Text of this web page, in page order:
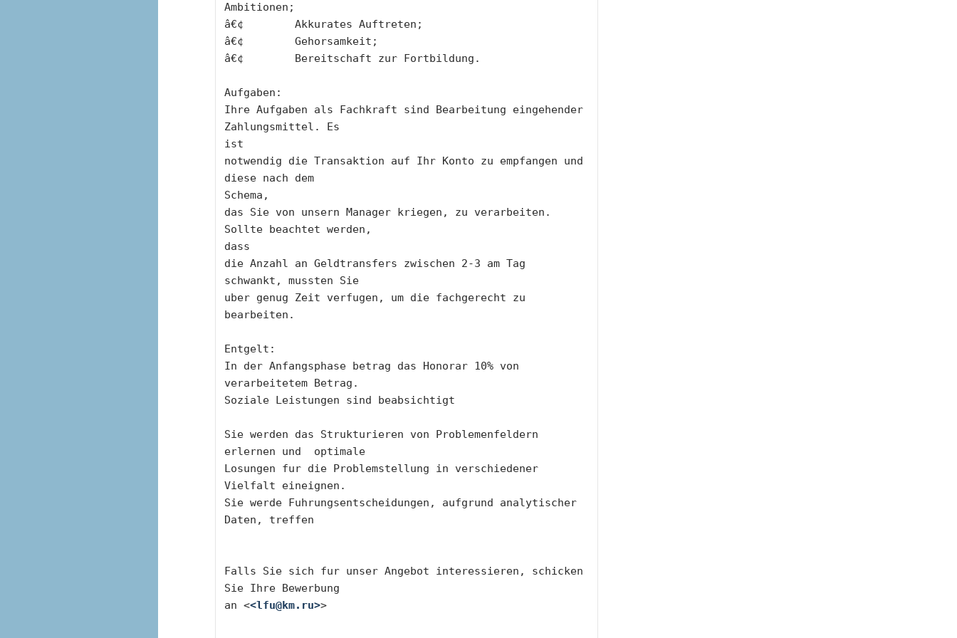
Ambitionen;
â€¢        Akkurates Auftreten;
â€¢        Gehorsamkeit;
â€¢        Bereitschaft zur Fortbildung.
Aufgaben:
Ihre Aufgaben als Fachkraft sind Bearbeitung eingehender
Zahlungsmittel. Es
ist
notwendig die Transaktion auf Ihr Konto zu empfangen und
diese nach dem
Schema,
das Sie von unsern Manager kriegen, zu verarbeiten.
Sollte beachtet werden,
dass
die Anzahl an Geldtransfers zwischen 2-3 am Tag
schwankt, mussten Sie
uber genug Zeit verfugen, um die fachgerecht zu
bearbeiten.
Entgelt:
In der Anfangsphase betrag das Honorar 10% von
verarbeitetem Betrag.
Soziale Leistungen sind beabsichtigt
Sie werden das Strukturieren von Problemenfeldern
erlernen und  optimale
Losungen fur die Problemstellung in verschiedener
Vielfalt eineignen.
Sie werde Fuhrungsentscheidungen, aufgrund analytischer
Daten, treffen
Falls Sie sich fur unser Angebot interessieren, schicken
Sie Ihre Bewerbung
an <<lfu@km.ru>>